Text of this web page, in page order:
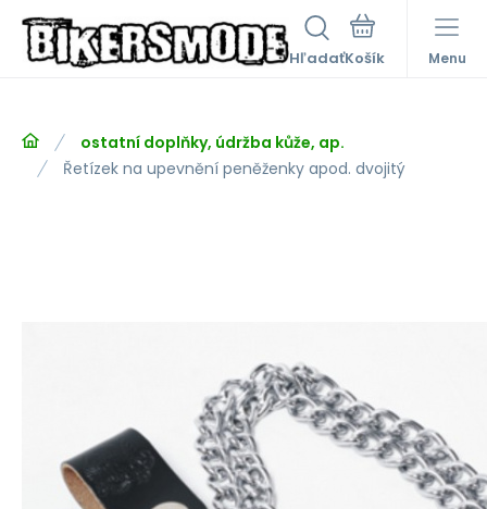
Hľadať Menu
ostatní doplňky, údržba kůže, ap.
Řetízek na upevnění peněženky apod. dvojitý